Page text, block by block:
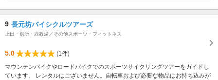
9 長元坊バイシクルツアーズ
上田・別所・鹿教湯／その他スポーツ・フィットネス
5.0
(1件)
マウンテンバイクやロードバイクでのスポーツサイクリングツアーをガイドし
ています。 レンタルはございません。自転車および必要な物品はお持ち込みが